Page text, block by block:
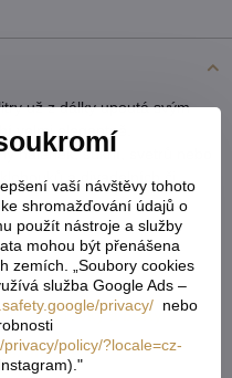
už z dálky upoutá svým
velmi elegantně.
halenek, sukní, svetrů nebo
a divadelních či
hadovky a borty
vaší návštěvy tohoto
shromažďování údajů o
použít nástroje a služby
mohou být přenášena
zemích. „Soubory cookies
služba Google Ads –
privacy/ nebo
policy/?locale=cz-